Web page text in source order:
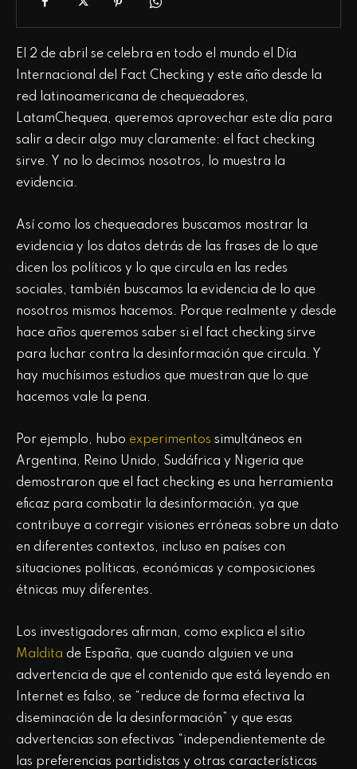
El 2 de abril se celebra en todo el mundo el Día
Internacional del Fact Checking y este año desde la
red latinoamericana de chequeadores,
LatamChequea, queremos aprovechar este día para
salir a decir algo muy claramente: el fact checking
sirve. Y no lo decimos nosotros, lo muestra la
evidencia.
Así como los chequeadores buscamos mostrar la
evidencia y los datos detrás de las frases de lo que
dicen los políticos y lo que circula en las redes
sociales, también buscamos la evidencia de lo que
nosotros mismos hacemos. Porque realmente y desde
hace años queremos saber si el fact checking sirve
para luchar contra la desinformación que circula. Y
hay muchísimos estudios que muestran que lo que
hacemos vale la pena.
Por ejemplo, hubo experimentos simultáneos en
Argentina, Reino Unido, Sudáfrica y Nigeria que
demostraron que el fact checking es una herramienta
eficaz para combatir la desinformación, ya que
contribuye a corregir visiones erróneas sobre un dato
en diferentes contextos, incluso en países con
situaciones políticas, económicas y composiciones
étnicas muy diferentes.
Los investigadores afirman, como explica el sitio
Maldita de España, que cuando alguien ve una
advertencia de que el contenido que está leyendo en
Internet es falso, se “reduce de forma efectiva la
diseminación de la desinformación” y que esas
advertencias son efectivas “independientemente de
las preferencias partidistas y otras características